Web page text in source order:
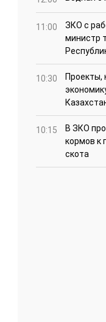
11:00
ЗКО с
министр
10:30
Проекты,
10:15
В ЗКО
кормов к
скота